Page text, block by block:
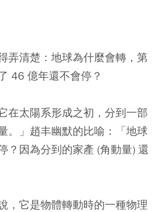
弄清楚：地球為什麼會轉，第
46 億年還不會停？
在太陽系形成之初，分到一部
。」趙丰幽默的比喻：「地球
？因為分到的家產 (角動量) 還
，它是物體轉動時的一種物理